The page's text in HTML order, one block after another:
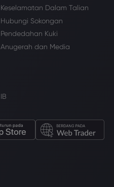
Keselamatan Dalam Talian
Hubungi Sokongan
Pendedahan Kuki
Anugerah dan Media
IB